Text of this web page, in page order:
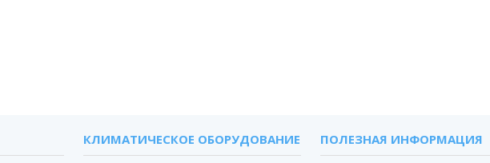
КЛИМАТИЧЕСКОЕ ОБОРУДОВАНИЕ ПОЛЕЗНАЯ ИНФОРМАЦИЯ